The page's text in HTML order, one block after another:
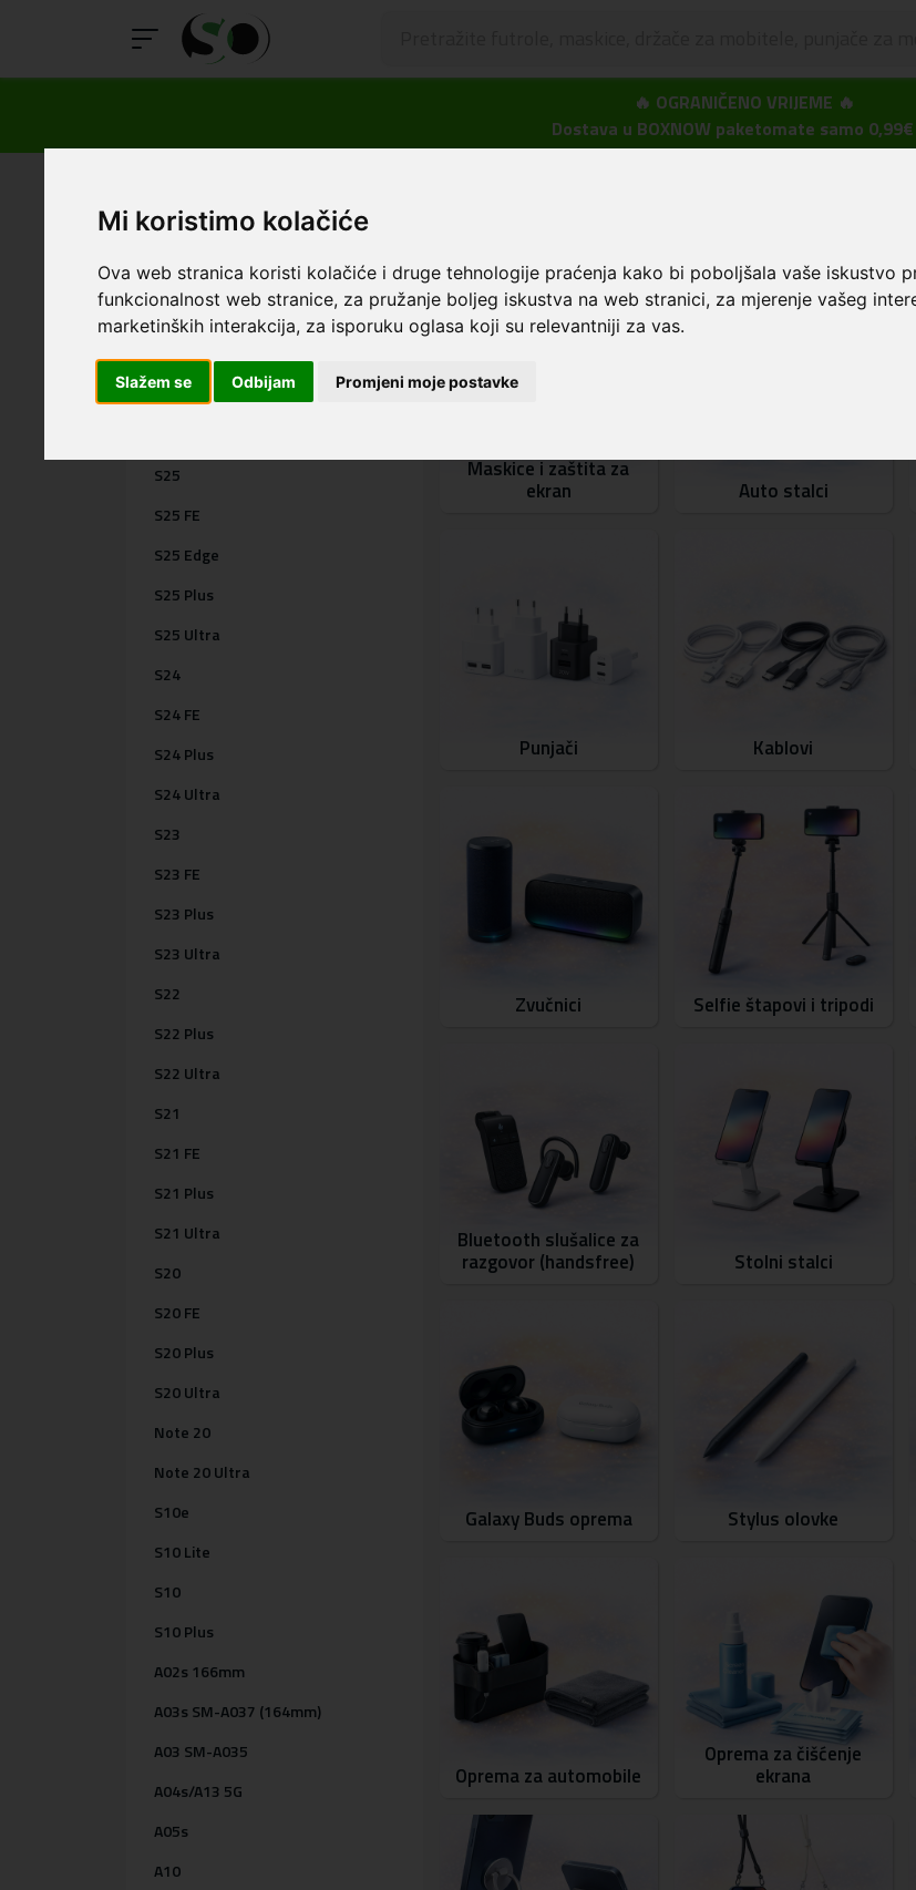
Mi koristimo kolačiće
Ova web stranica koristi kolačiće i druge tehnologije praćenja kako bi poboljšala vaše iskustvo
funkcionalnost web stranice, za pružanje boljeg iskustva na web stranici, za mjerenje vašeg
marketinških interakcija, za isporuku oglasa koji su relevantniji za vas.
Slažem se Odbijam Promjeni moje postavke
🔥 OGRANIČENO VRIJEME 🔥
Dostava u BOXNOW paketomate samo 0,99€
Samsung
S26
S26 Plus
S25
S25 FE
S25 Edge
S25 Plus
S25 Ultra
S24
S24 FE
S24 Plus
S24 Ultra
S23
S23 FE
S23 Plus
S23 Ultra
S22
S22 Plus
S22 Ultra
S21
S21 FE
S21 Plus
S21 Ultra
S20
S20 FE
S20 Plus
S20 Ultra
Note 20
Note 20 Ultra
S10e
S10 Lite
S10
S10 Plus
A02s 166mm
A03s SM-A037 (164mm)
A03 SM-A035
A04s/A13 5G
A05s
A10
Maskice i zaštita za
ekran Auto stalci
Punjači Kablovi
Zvučnici Selfie štapovi i tripodi
Bluetooth slušalice za
razgovor (handsfree) Stolni stalci
Galaxy Buds oprema Stylus olovke
Oprema za automobile
Oprema za čišćenje
ekrana